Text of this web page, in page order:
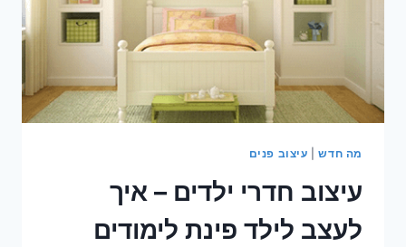
מה חדש| עיצוב פנים
עיצוב חדרי ילדים – איך
לעצב לילד פינת לימודים